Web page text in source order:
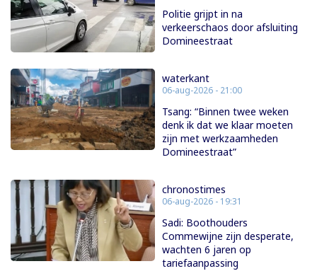
Politie grijpt in na
verkeerschaos door afsluiting
Domineestraat
waterkant
06-aug-2026 - 21:00
Tsang: “Binnen twee weken
denk ik dat we klaar moeten
zijn met werkzaamheden
Domineestraat”
chronostimes
06-aug-2026 - 19:31
Sadi: Boothouders
Commewijne zijn desperate,
wachten 6 jaren op
tariefaanpassing